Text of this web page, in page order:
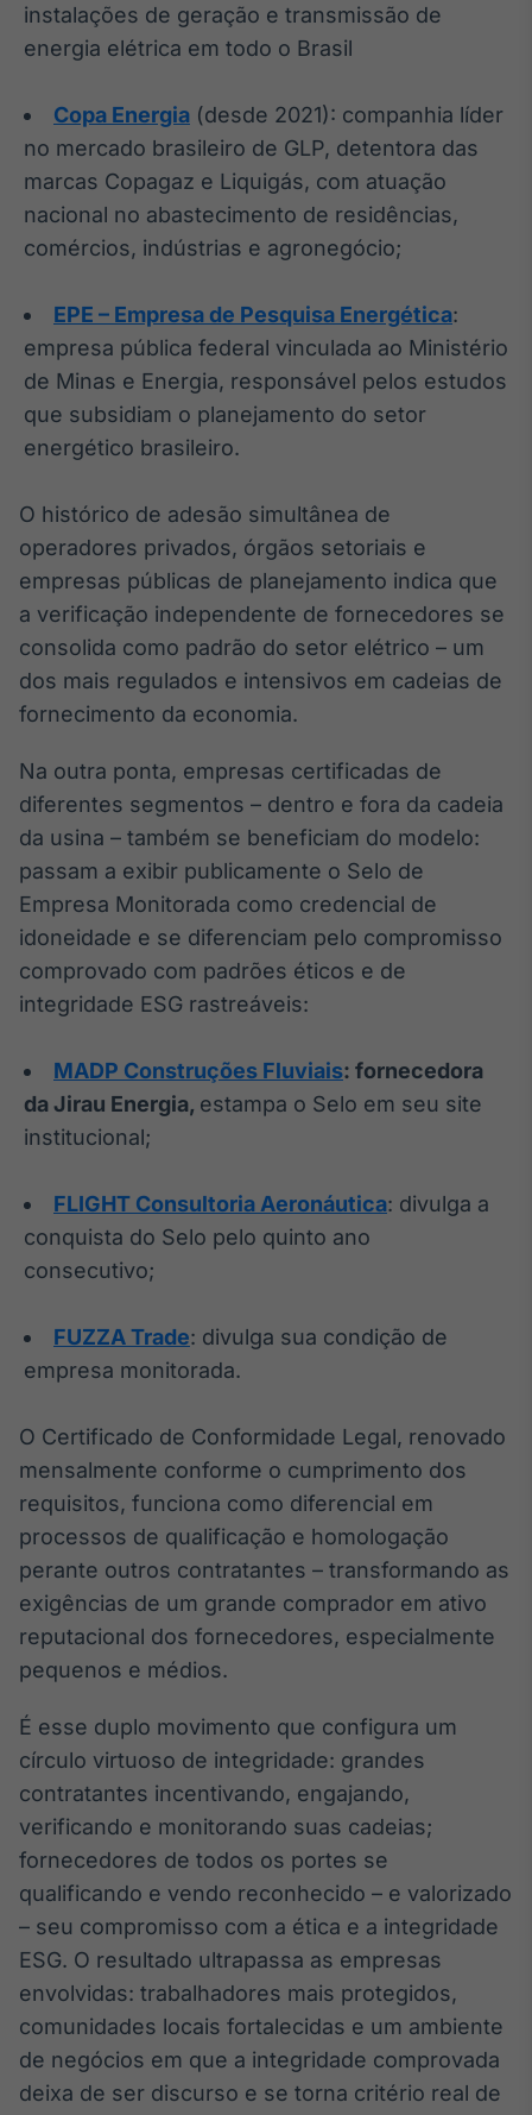
instalações de geração e transmissão de
energia elétrica em todo o Brasil
Copa Energia (desde 2021): companhia líder
no mercado brasileiro de GLP, detentora das
marcas Copagaz e Liquigás, com atuação
nacional no abastecimento de residências,
comércios, indústrias e agronegócio;
EPE – Empresa de Pesquisa Energética:
empresa pública federal vinculada ao Ministério
de Minas e Energia, responsável pelos estudos
que subsidiam o planejamento do setor
energético brasileiro.
O histórico de adesão simultânea de
operadores privados, órgãos setoriais e
empresas públicas de planejamento indica que
a verificação independente de fornecedores se
consolida como padrão do setor elétrico – um
dos mais regulados e intensivos em cadeias de
fornecimento da economia.
Na outra ponta, empresas certificadas de
diferentes segmentos – dentro e fora da cadeia
da usina – também se beneficiam do modelo:
passam a exibir publicamente o Selo de
Empresa Monitorada como credencial de
idoneidade e se diferenciam pelo compromisso
comprovado com padrões éticos e de
integridade ESG rastreáveis:
MADP Construções Fluviais: fornecedora
da Jirau Energia, estampa o Selo em seu site
institucional;
FLIGHT Consultoria Aeronáutica: divulga a
conquista do Selo pelo quinto ano
consecutivo;
FUZZA Trade: divulga sua condição de
empresa monitorada.
O Certificado de Conformidade Legal, renovado
mensalmente conforme o cumprimento dos
requisitos, funciona como diferencial em
processos de qualificação e homologação
perante outros contratantes – transformando as
exigências de um grande comprador em ativo
reputacional dos fornecedores, especialmente
pequenos e médios.
É esse duplo movimento que configura um
círculo virtuoso de integridade: grandes
contratantes incentivando, engajando,
verificando e monitorando suas cadeias;
fornecedores de todos os portes se
qualificando e vendo reconhecido – e valorizado
– seu compromisso com a ética e a integridade
ESG. O resultado ultrapassa as empresas
envolvidas: trabalhadores mais protegidos,
comunidades locais fortalecidas e um ambiente
de negócios em que a integridade comprovada
deixa de ser discurso e se torna critério real de